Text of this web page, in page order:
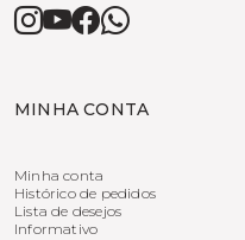
MINHA CONTA
Minha conta
Histórico de pedidos
Lista de desejos
Informativo